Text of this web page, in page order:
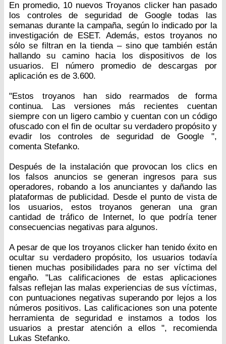
En promedio, 10 nuevos Troyanos clicker han pasado
los controles de seguridad de Google todas las
semanas durante la campaña, según lo indicado por la
investigación de ESET. Además, estos troyanos no
sólo se filtran en la tienda – sino que también están
hallando su camino hacia los dispositivos de los
usuarios. El número promedio de descargas por
aplicación es de 3.600.
"Estos troyanos han sido rearmados de forma
continua. Las versiones más recientes cuentan
siempre con un ligero cambio y cuentan con un código
ofuscado con el fin de ocultar su verdadero propósito y
evadir los controles de seguridad de Google ",
comenta Stefanko.
Después de la instalación que provocan los clics en
los falsos anuncios se generan ingresos para sus
operadores, robando a los anunciantes y dañando las
plataformas de publicidad. Desde el punto de vista de
los usuarios, estos troyanos generan una gran
cantidad de tráfico de Internet, lo que podría tener
consecuencias negativas para algunos.
A pesar de que los troyanos clicker han tenido éxito en
ocultar su verdadero propósito, los usuarios todavía
tienen muchas posibilidades para no ser víctima del
engaño. "Las calificaciones de estas aplicaciones
falsas reflejan las malas experiencias de sus víctimas,
con puntuaciones negativas superando por lejos a los
números positivos. Las calificaciones son una potente
herramienta de seguridad e instamos a todos los
usuarios a prestar atención a ellos ", recomienda
Lukas Stefanko.